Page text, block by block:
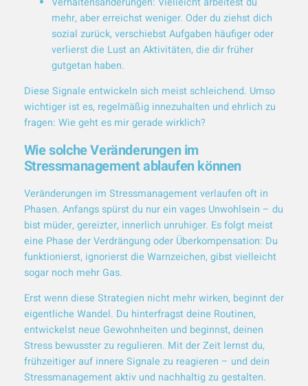
mehr, aber erreichst weniger. Oder du ziehst dich
sozial zurück, verschiebst Aufgaben häufiger oder
verlierst die Lust an Aktivitäten, die dir früher
gutgetan haben.
Diese Signale entwickeln sich meist schleichend. Umso
wichtiger ist es, regelmäßig innezuhalten und ehrlich zu
fragen: Wie geht es mir gerade wirklich?
Wie solche Veränderungen im
Stressmanagement ablaufen können
Veränderungen im Stressmanagement verlaufen oft in
Phasen. Anfangs spürst du nur ein vages Unwohlsein – du
bist müder, gereizter, innerlich unruhiger. Es folgt meist
eine Phase der Verdrängung oder Überkompensation: Du
funktionierst, ignorierst die Warnzeichen, gibst vielleicht
sogar noch mehr Gas.
Erst wenn diese Strategien nicht mehr wirken, beginnt der
eigentliche Wandel. Du hinterfragst deine Routinen,
entwickelst neue Gewohnheiten und beginnst, deinen
Stress bewusster zu regulieren. Mit der Zeit lernst du,
frühzeitiger auf innere Signale zu reagieren – und dein
Stressmanagement aktiv und nachhaltig zu gestalten.